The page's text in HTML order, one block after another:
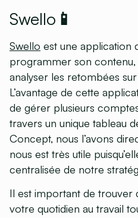
Swello📱
Swello est une application
programmer son contenu,
analyser les retombées
L’avantage de cette
de gérer plusieurs
travers un unique tableau
Concept, nous l’avons
nous est très utile
centralisée de notre
Il est important de trouver
votre quotidien au travail